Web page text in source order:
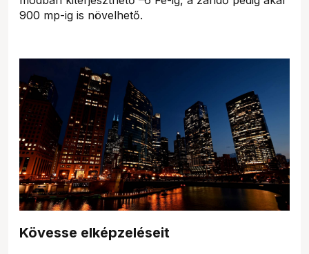
900 mp-ig is növelhető.
Kövesse elképzeléseit